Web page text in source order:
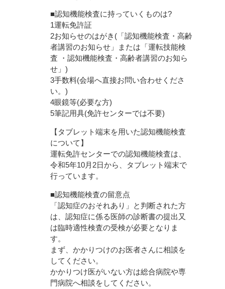
■認知機能検査に持っていくものは?
1運転免許証
2お知らせのはがき(「認知機能検査・高齢
者講習のお知らせ」または「運転技能検
査 ・認知機能検査・高齢者講習のお知ら
せ」)
3手数料(会場へ直接お問い合わせくださ
い。)
4眼鏡等(必要な方)
5筆記用具(免許センターでは不要)
【タブレット端末を用いた認知機能検査
について】
運転免許センターでの認知機能検査は、
令和5年10月2日から、タブレット端末で
行っています。
■認知機能検査の留意点
「認知症のおそれあり」と判断された方
は、認知症に係る医師の診断書の提出又
は臨時適性検査の受検が必要となりま
す。
まず、かかりつけのお医者さんに相談を
してください。
かかりつけ医がいない方は総合病院や専
門病院へ相談をしてください。